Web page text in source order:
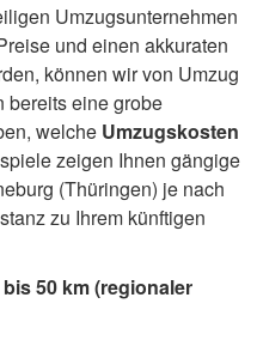
Umzugsunternehmen
und einen akkuraten
können wir von Umzug
bereits eine grobe
welche Umzugskosten
zeigen Ihnen gängige
(Thüringen) je nach
zu Ihrem künftigen
50 km (regionaler